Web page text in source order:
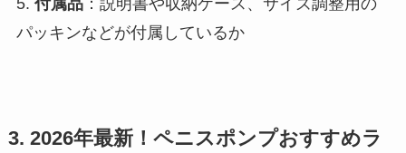
パッキンなどが付属しているか
3. 2026年最新！ペニスポンプおすすめラ